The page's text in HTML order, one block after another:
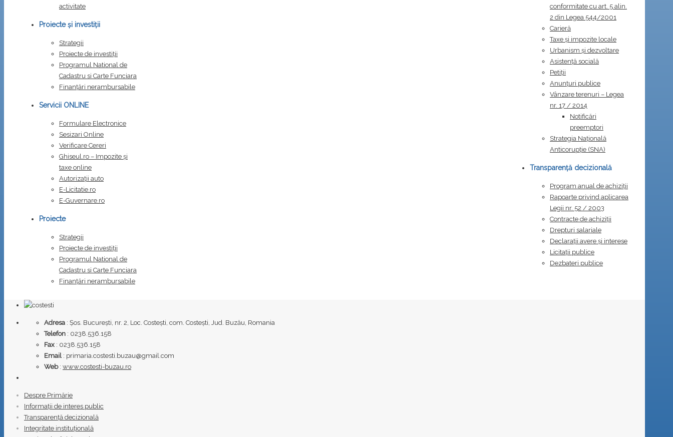
activitate
Proiecte și investiții
Strategii
Proiecte de investiții
Programul National de
Cadastru si Carte Funciara
Finanțări nerambursabile
Servicii ONLINE
Formulare Electronice
Sesizari Online
Verificare Cereri
Ghiseul.ro – Impozite şi
taxe online
Autorizații auto
E-Licitatie.ro
E-Guvernare.ro
Proiecte
Strategii
Proiecte de investiții
Programul National de
Cadastru si Carte Funciara
Finanțări nerambursabile
conformitate cu art. 5 alin.
2 din Legea 544/2001
Carieră
Taxe și impozite locale
Urbanism și dezvoltare
Asistență socială
Petiții
Anunțuri publice
Vânzare terenuri – Legea
nr. 17 / 2014
Notificări
preemptori
Strategia Naţională
Anticorupţie (SNA)
Transparență decizională
Program anual de achiziții
Rapoarte privind aplicarea
Legii nr. 52 / 2003
Contracte de achiziții
Drepturi salariale
Declarații avere și interese
Licitații publice
Dezbateri publice
Adresa : Șos. București, nr. 2, Loc. Costești, com. Costești, Jud. Buzău, Romania
Telefon : 0238.536.158
Fax : 0238.536.158
Email : primaria.costesti.buzau@gmail.com
Web: www.costesti-buzau.ro
Despre Primărie
Informații de interes public
Transparență decizională
Integritate instituțională